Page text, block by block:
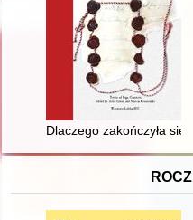
Dlaczego zakończyła się